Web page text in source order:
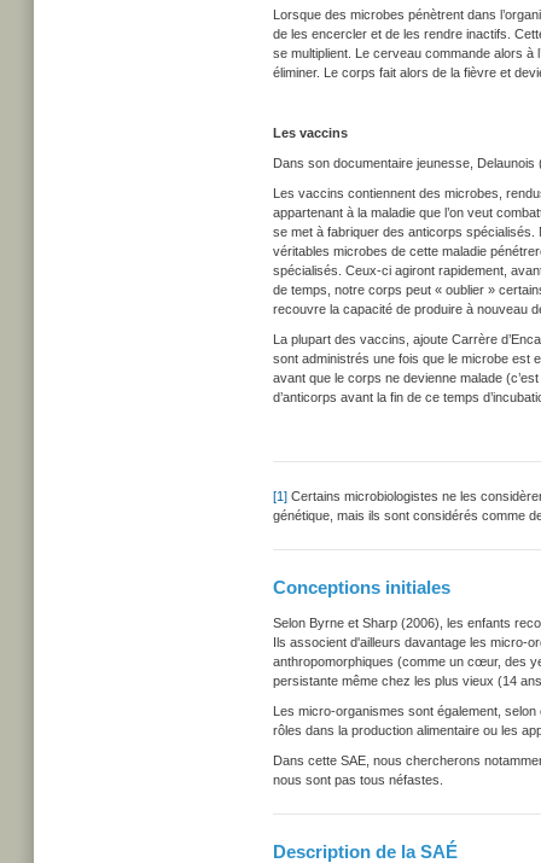
Lorsque des microbes pénètrent dans
de les encercler et de les rendre inactifs.
se multiplient. Le cerveau commande alors à
éliminer. Le corps fait alors de la fièvre et
Les vaccins
Dans son documentaire jeunesse,
Les vaccins contiennent des microbes,
appartenant à la maladie que l’on veut
se met à fabriquer des anticorps spécialisés.
véritables microbes de cette maladie
spécialisés. Ceux-ci agiront rapidement,
de temps, notre corps peut « oublier »
recouvre la capacité de produire à nouveau
La plupart des vaccins, ajoute Carrère
sont administrés une fois que le microbe est
avant que le corps ne devienne malade
d’anticorps avant la fin de ce temps
[1] Certains microbiologistes ne les
génétique, mais ils sont considérés comme
Conceptions initiales
Selon Byrne et Sharp (2006), les enfants
Ils associent d'ailleurs davantage les micro-
anthropomorphiques (comme un cœur, des
persistante même chez les plus vieux (14
Les micro-organismes sont également,
rôles dans la production alimentaire ou les
Dans cette SAE, nous chercherons
nous sont pas tous néfastes.
Description de la SAÉ